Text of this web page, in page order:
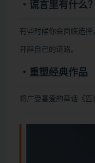
・谎言里有什么？
有些时候你会面临选
开辟自己的道路。
・重塑经典作品
将广受喜爱的童话《